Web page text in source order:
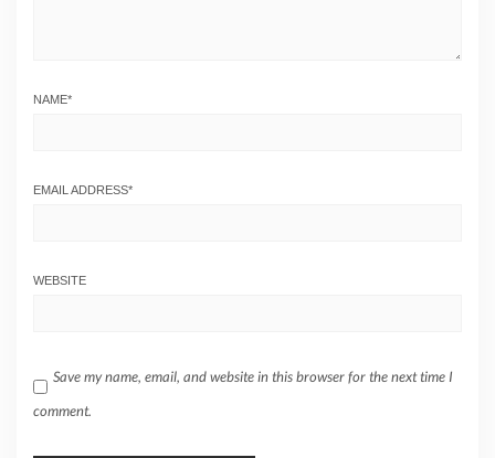
NAME*
EMAIL ADDRESS*
WEBSITE
Save my name, email, and website in this browser for the next time I
comment.